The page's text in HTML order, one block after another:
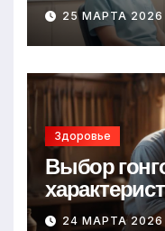
25 МАРТА 2026
Здоровье
Выбор
24 МАРТА 2026